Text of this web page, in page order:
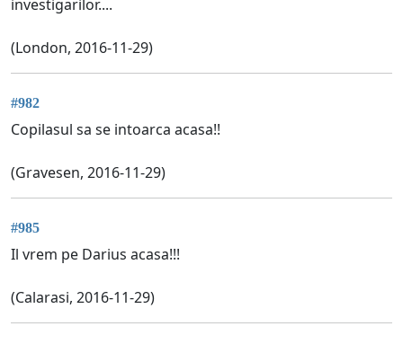
investigarilor....
(London, 2016-11-29)
#982
Copilasul sa se intoarca acasa!!
(Gravesen, 2016-11-29)
#985
Il vrem pe Darius acasa!!!
(Calarasi, 2016-11-29)